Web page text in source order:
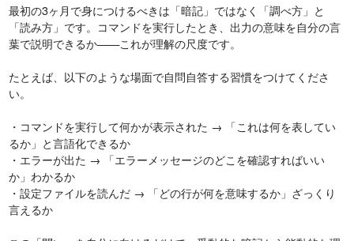
最初の3ヶ月で身につけるべきは「暗記」ではなく「調べ方」と
「読み方」です。コマンドを実行したとき、出力の意味を自分の言
葉で説明できるか——これが理解の尺度です。
たとえば、以下のような場面で自問自答する習慣をつけてくださ
い。
・コマンドを実行して何かが表示された → 「これは何を表してい
るか」と言語化できるか
・エラーが出た → 「エラーメッセージのどこを確認すればいい
か」わかるか
・設定ファイルを読んだ → 「どの行が何を意味するか」ざっくり
言えるか